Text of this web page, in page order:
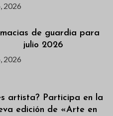
2026
de guardia para
julio 2026
2026
artista? Participa en la
edición de «Arte en